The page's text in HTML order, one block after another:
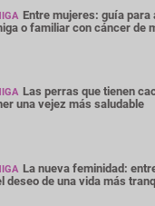
Entre mujeres: guía para
o familiar con cáncer de
Las perras que tienen
una vejez más saludable
La nueva feminidad:
deseo de una vida más